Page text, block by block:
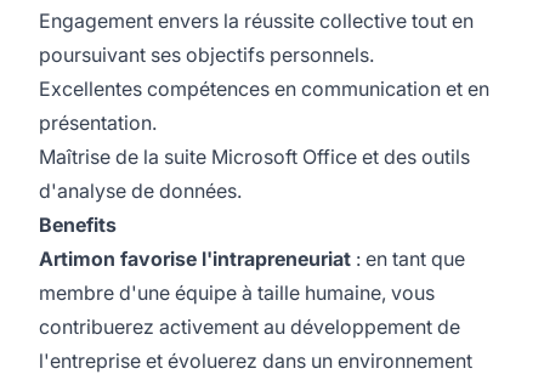
Engagement envers la réussite collective tout en
poursuivant ses objectifs personnels.
Excellentes compétences en communication et en
présentation.
Maîtrise de la suite Microsoft Office et des outils
d'analyse de données.
Benefits
Artimon favorise l'intrapreneuriat : en tant que
membre d'une équipe à taille humaine, vous
contribuerez activement au développement de
l'entreprise et évoluerez dans un environnement